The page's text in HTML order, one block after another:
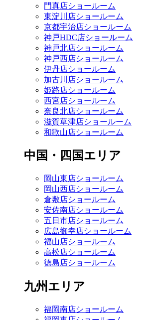
門真店ショールーム
東淀川店ショールーム
京都宇治店ショールーム
神戸HDC店ショールーム
神戸北店ショールーム
神戸西店ショールーム
伊丹店ショールーム
加古川店ショールーム
姫路店ショールーム
西宮店ショールーム
奈良北店ショールーム
滋賀草津店ショールーム
和歌山店ショールーム
中国・四国エリア
岡山東店ショールーム
岡山西店ショールーム
倉敷店ショールーム
安佐南店ショールーム
五日市店ショールーム
広島御幸店ショールーム
福山店ショールーム
高松店ショールーム
徳島店ショールーム
九州エリア
福岡南店ショールーム